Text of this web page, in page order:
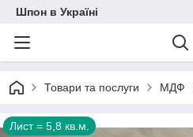
Шпон в Україні
Товари та послуги МДФ
Лист = 5,8 кв.м.